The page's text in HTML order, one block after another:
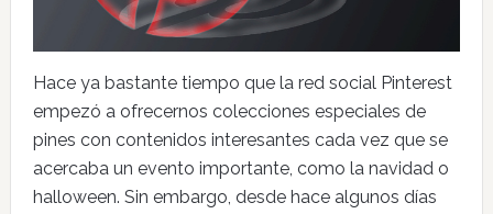
Hace ya bastante tiempo que la red social Pinterest
empezó a ofrecernos colecciones especiales de
pines con contenidos interesantes cada vez que se
acercaba un evento importante, como la navidad o
halloween. Sin embargo, desde hace algunos días